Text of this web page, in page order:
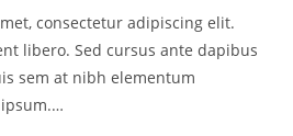
consectetur adipiscing elit.
libero. Sed cursus ante dapibus
sem at nibh elementum